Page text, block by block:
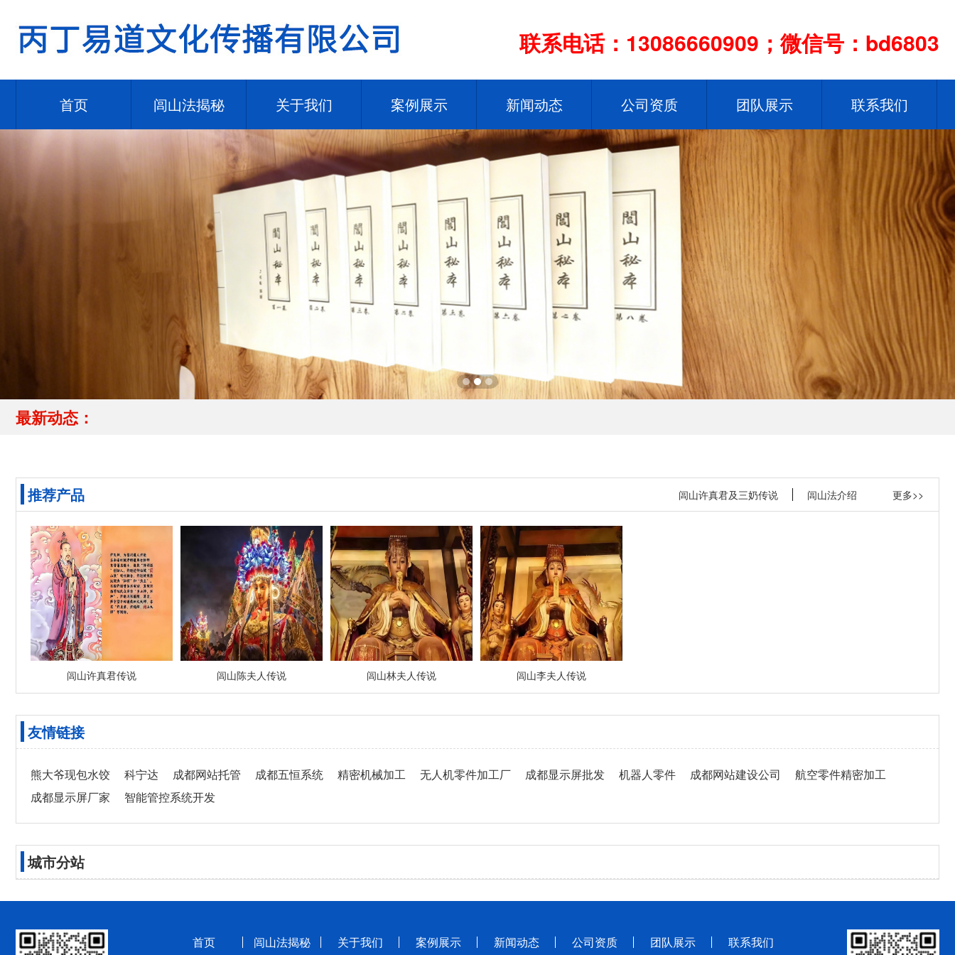
联系电话：13086660909；微信号：bd6803
首页 闾山法揭秘 关于我们 案例展示 新闻动态 公司资质 团队展示 联系我们
最新动态：
推荐产品 更多>>
闾山许真君及三奶传说 闾山法介绍
闾山许真君传说 闾山陈夫人传说 闾山林夫人传说 闾山李夫人传说
友情链接
熊大爷现包水饺 科宁达 成都网站托管 成都五恒系统 精密机械加工 无人机零件加工厂 成都显示屏批发 机器人零件 成都网站建设公司
航空零件精密加工
成都显示屏厂家
智能管控系统开发
城市分站
首页 闾山法揭秘 关于我们 案例展示 新闻动态 公司资质 团队展示 联系我们